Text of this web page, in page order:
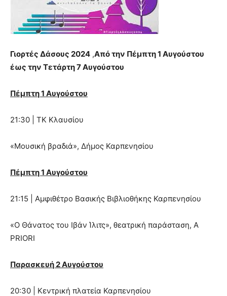
Γιορτές Δάσους 2024 ,Από την Πέμπτη 1 Αυγούστου
έως την Τετάρτη 7 Αυγούστου
Πέμπτη 1 Αυγούστου
21:30 | ΤΚ Κλαυσίου
«Μουσική βραδιά», Δήμος Καρπενησίου
Πέμπτη 1 Αυγούστου
21:15 | Αμφιθέτρο Βασικής Βιβλιοθήκης Καρπενησίου
«Ο Θάνατος του Ιβάν Ίλιτς», θεατρική παράσταση, Α
PRIORI
Παρασκευή 2 Αυγούστου
20:30 | Κεντρική πλατεία Καρπενησίου